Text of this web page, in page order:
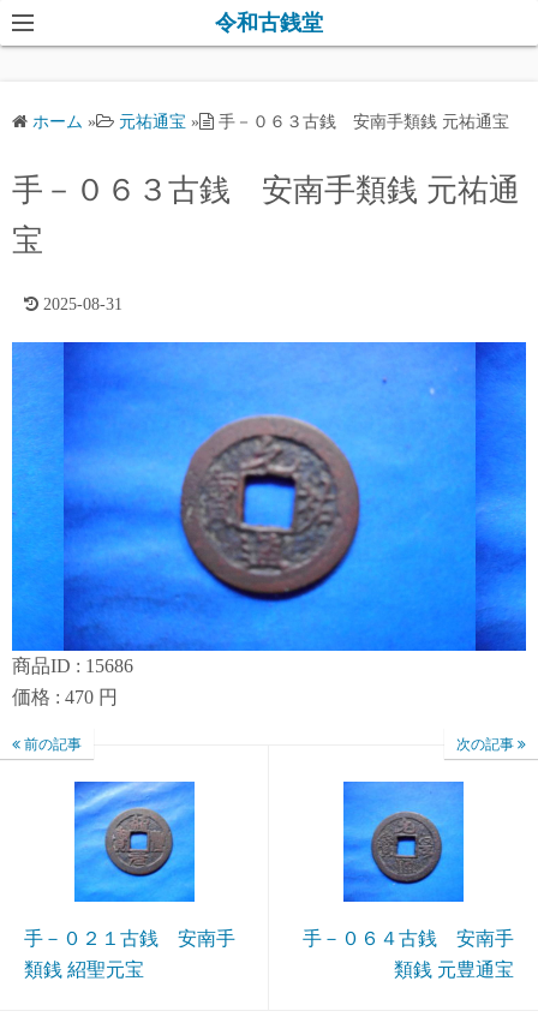
コ
ン
キ
令和古銭堂
ホーム » 元祐通宝 » 手－０６３古銭 安南手類銭 元祐通宝
手－０６３古銭 安南手類銭 元祐通
宝
2025-08-31
商品ID : 15686
価格 : 470 円
前の記事
手－０２１古銭 安南手
類銭 紹聖元宝
次の記事
手－０６４古銭 安南手
類銭 元豊通宝